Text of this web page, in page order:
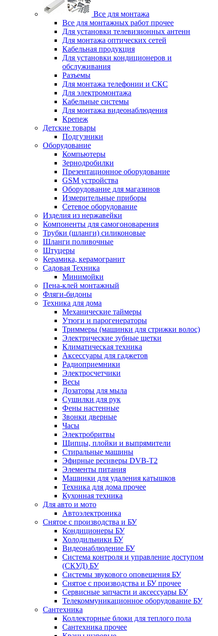
Все для монтажа
Все для монтажных работ прочее
Для установки телевизионных антенн
Для монтажа оптических сетей
Кабельная продукция
Для установки кондиционеров и
обслуживания
Разъемы
Для монтажа телефонии и СКС
Для электромонтажа
Кабельные системы
Для монтажа видеонаблюдения
Крепеж
Детские товары
Подгузники
Оборудование
Компьютеры
Зернодробилки
Презентационное оборудование
GSM устройства
Оборудование для магазинов
Измерительные приборы
Сетевое оборудование
Изделия из нержавейки
Компоненты для самогоноварения
Трубки (шланги) силиконовые
Шланги поливочные
Штуцеры
Керамика, керамогранит
Садовая Техника
Минимойки
Пена-клей монтажный
Фляги-бидоны
Техника для дома
Механические таймеры
Утюги и парогенераторы
Триммеры (машинки для стрижки волос)
Электрические зубные щетки
Климатическая техника
Аксессуары для гаджетов
Радиоприемники
Электросчетчики
Весы
Дозаторы для мыла
Сушилки для рук
Фены настенные
Звонки дверные
Часы
Электробритвы
Щипцы, плойки и выпрямители
Стиральные машины
Эфирные ресиверы DVB-T2
Элементы питания
Машинки для удаления катышков
Техника для дома прочее
Кухонная техника
Для авто и мото
Автоэлектроника
Снятое с производства и БУ
Кондиционеры БУ
Холодильники БУ
Видеонаблюдение БУ
Система контроля и управление доступом
(СКУД) БУ
Системы звукового оповещения БУ
Снятое с производства и БУ прочее
Сервисные запчасти и аксессуары БУ
Телекоммуникационное оборудование БУ
Сантехника
Коллекторные блоки для теплого пола
Сантехника прочее